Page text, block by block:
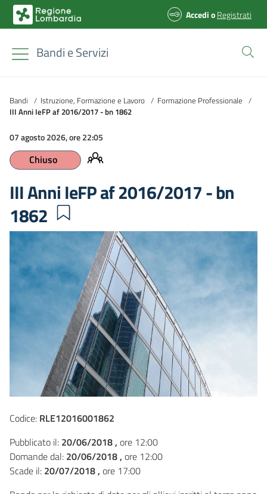
AccedioRegistrati
Bandi e Servizi
Bandi / Istruzione, Formazione e Lavoro / Formazione Professionale /
III Anni IeFP af 2016/2017 - bn 1862
07 agosto 2026, ore 22:05
Chiuso
III Anni IeFP af 2016/2017 - bn
1862
Codice: RLE12016001862
Pubblicato il: 20/06/2018 , ore 12:00
Domande dal: 20/06/2018 , ore 12:00
Scade il: 20/07/2018 , ore 17:00